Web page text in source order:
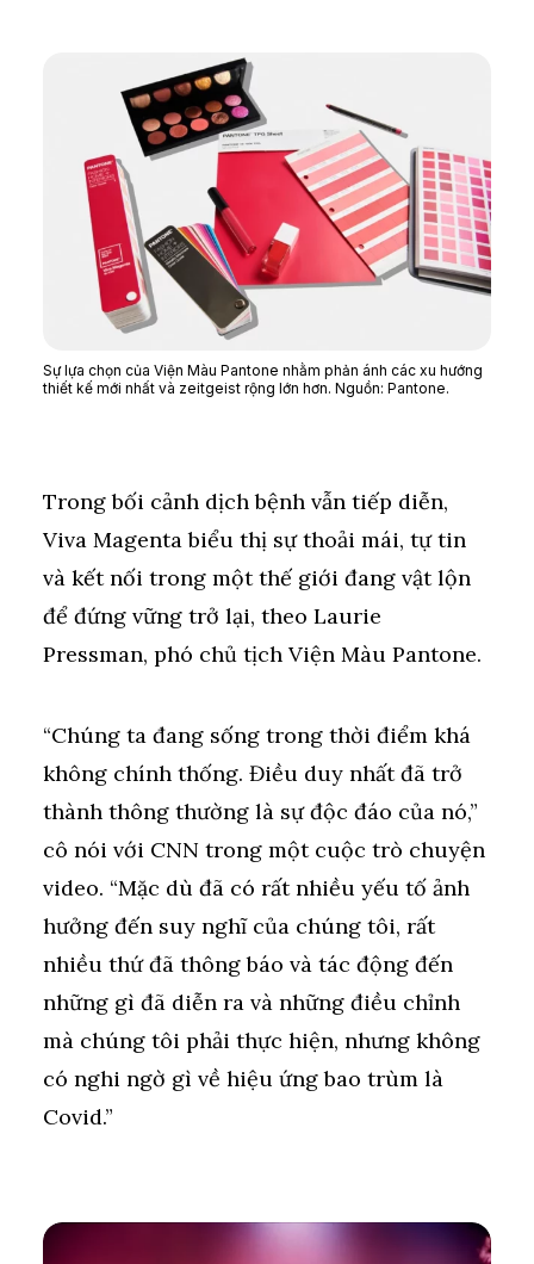
Sự lựa chọn của Viện Màu Pantone nhằm phản ánh các xu hướng
thiết kế mới nhất và zeitgeist rộng lớn hơn. Nguồn: Pantone.
Trong bối cảnh dịch bệnh vẫn tiếp diễn,
Viva Magenta biểu thị sự thoải mái, tự tin
và kết nối trong một thế giới đang vật lộn
để đứng vững trở lại, theo Laurie
Pressman, phó chủ tịch Viện Màu Pantone.
“Chúng ta đang sống trong thời điểm khá
không chính thống. Điều duy nhất đã trở
thành thông thường là sự độc đáo của nó,”
cô nói với CNN trong một cuộc trò chuyện
video. “Mặc dù đã có rất nhiều yếu tố ảnh
hưởng đến suy nghĩ của chúng tôi, rất
nhiều thứ đã thông báo và tác động đến
những gì đã diễn ra và những điều chỉnh
mà chúng tôi phải thực hiện, nhưng không
có nghi ngờ gì về hiệu ứng bao trùm là
Covid.”